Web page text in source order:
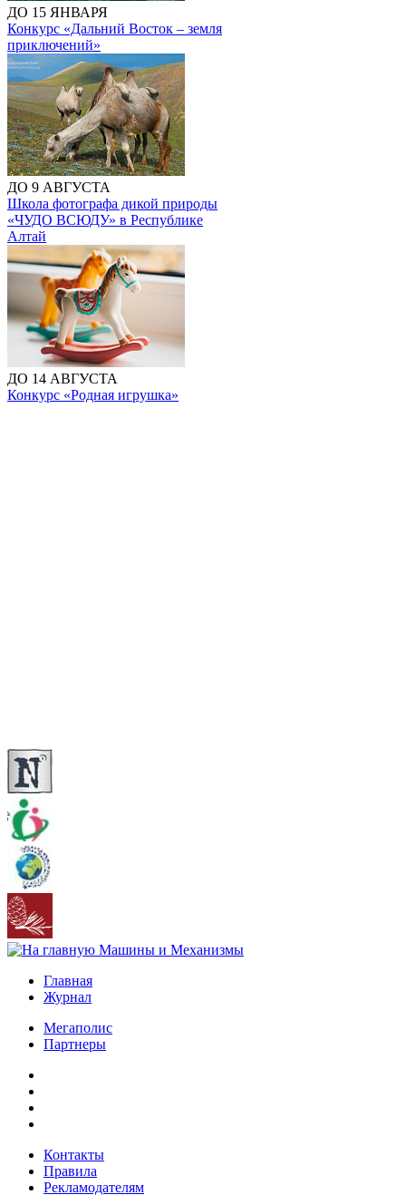
ДО 15 ЯНВАРЯ
Конкурс «Дальний Восток – земля
приключений»
ДО 9 АВГУСТА
Школа фотографа дикой природы
«ЧУДО ВСЮДУ» в Республике
Алтай
ДО 14 АВГУСТА
Конкурс «Родная игрушка»
Главная
Журнал
Мегаполис
Партнеры
Контакты
Правила
Рекламодателям